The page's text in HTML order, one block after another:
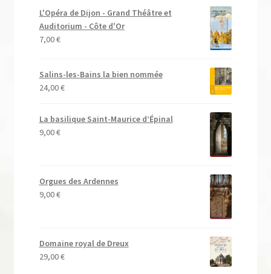
L'Opéra de Dijon - Grand Théâtre et
Auditorium - Côte d'Or
7,00€
Salins-les-Bains la bien nommée
24,00€
La basilique Saint-Maurice d’Épinal
9,00€
Orgues des Ardennes
9,00€
Domaine royal de Dreux
29,00€